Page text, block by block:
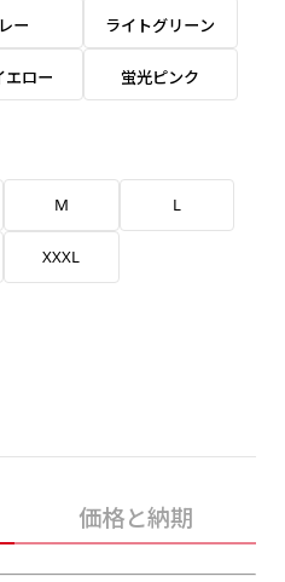
ー ライトグリーン
エロー 蛍光ピンク
M L
XXXL
価格と納期
りします。ご確認のお
開始いたします。
りします。ご確認のお
開始いたします。
変更いただけます。
ントです。ハーフ用のポ
・クリップタイプがござ
や商品棚にぴったりで
歩行や陳列した商品の邪
ントです。ハーフ用のポ
・クリップタイプがござ
や商品棚にぴったりで